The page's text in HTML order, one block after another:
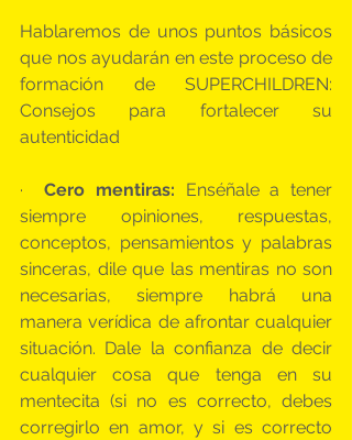
Hablaremos de unos puntos básicos
que nos ayudarán en este proceso de
formación de SUPERCHILDREN:
Consejos para fortalecer su
autenticidad
· Cero mentiras: Enséñale a tener
siempre opiniones, respuestas,
conceptos, pensamientos y palabras
sinceras, dile que las mentiras no son
necesarias, siempre habrá una
manera verídica de afrontar cualquier
situación. Dale la confianza de decir
cualquier cosa que tenga en su
mentecita (si no es correcto, debes
corregirlo en amor, y si es correcto